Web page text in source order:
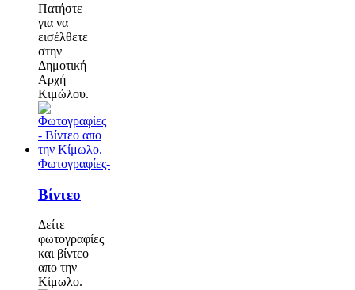
Πατήστε
για να
εισέλθετε
στην
Δημοτική
Αρχή
Κιμώλου.
Φωτογραφίες-
Βίντεο
Δείτε
φωτογραφίες
και βίντεο
απο την
Κίμωλο.